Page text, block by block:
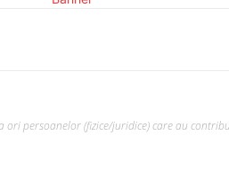
persoanelor (fizice/juridice) care au